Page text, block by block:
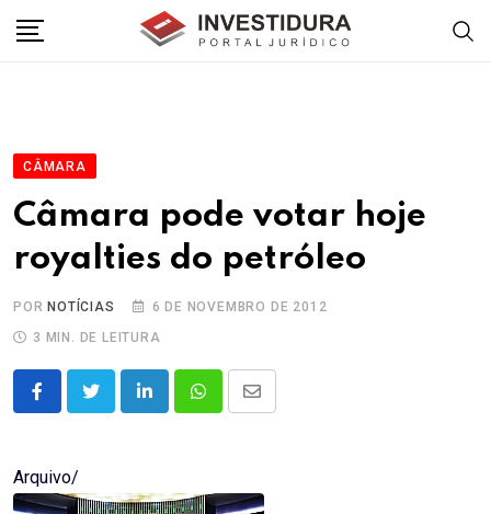
CÂMARA
Câmara pode votar hoje
royalties do petróleo
POR NOTÍCIAS
6 DE NOVEMBRO DE 2012
3 MIN. DE LEITURA
LinkedInWhatsappShare
Arquivo/